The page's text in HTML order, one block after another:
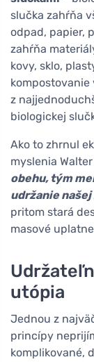
slučka zahŕňa
odpad, papier,
zahŕňa
kovy, sklo,
z
biologickej
Ako to zhrnul
myslenia
obehu, tým
udržanie
pritom stará
masové
utópia
Jednou z
princípy
komplikované,